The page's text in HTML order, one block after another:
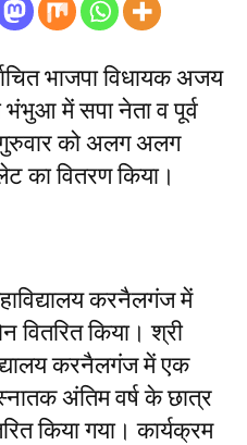
भाजपा विधायक अजय
में सपा नेता व पूर्व
गुरुवार को अलग अलग
का वितरण किया।
करनैलगंज में
वितरित किया। श्री
करनैलगंज में एक
अंतिम वर्ष के छात्र
किया गया। कार्यक्रम